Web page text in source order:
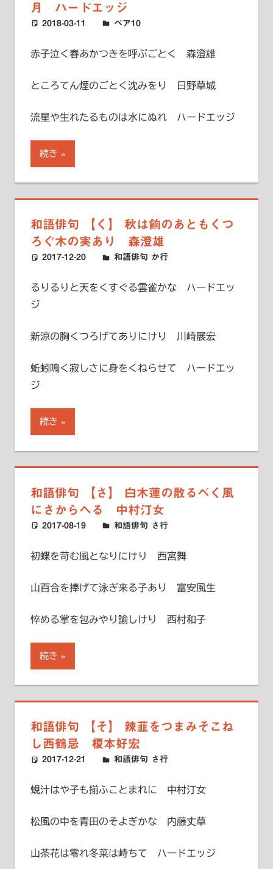
月 ハードエッジ
2018-03-11 ハードエッジ
ペア10
赤子泣く春あかつきを呼ぶごとく 森澄雄
ところてん煙のごとく沈みをり 日野草城
流星や生れたるものは水にぬれ ハードエッジ
続き
和語俳句 【く】 秋は餉のあともくつ
ろぐ木の実あり 森澄雄
2017-12-20 ハードエッジ
和語俳句 か行
るりるりと天をくすぐる雲雀かな ハードエッ
ジ
新涼の胸くつろげてありにけり 川崎展宏
蚯蚓鳴く寂しさに身をくねらせて ハードエッ
ジ
続き
和語俳句 【さ】 白木蓮の散るべく風
にさからへる 中村汀女
2017-08-19 ハードエッジ
和語俳句 さ行
初蝶を苛む風となりにけり 西宮舞
山百合を捧げて泳ぎ来る子あり 富安風生
悴める掌を包みやり諭しけり 西村和子
続き
和語俳句 【そ】 辣韮をつまみそこね
し西鶴忌 榎本好宏
2017-12-21 ハードエッジ
和語俳句 さ行
蜆汁はや子も揃ふことまれに 中村汀女
松風の中を青田のそよぎかな 内藤丈草
山茶花は零れ冬菜は峙ちて ハードエッジ